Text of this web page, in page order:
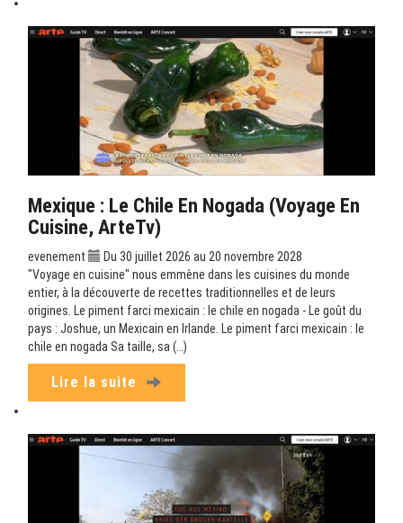
Mexique : Le Chile En Nogada (Voyage En
Cuisine, ArteTv)
evenement
Du 30 juillet 2026 au 20 novembre 2028
"Voyage en cuisine" nous emmène dans les cuisines du monde
entier, à la découverte de recettes traditionnelles et de leurs
origines. Le piment farci mexicain : le chile en nogada - Le goût du
pays : Joshue, un Mexicain en Irlande. Le piment farci mexicain : le
chile en nogada Sa taille, sa (…)
Lire la suite